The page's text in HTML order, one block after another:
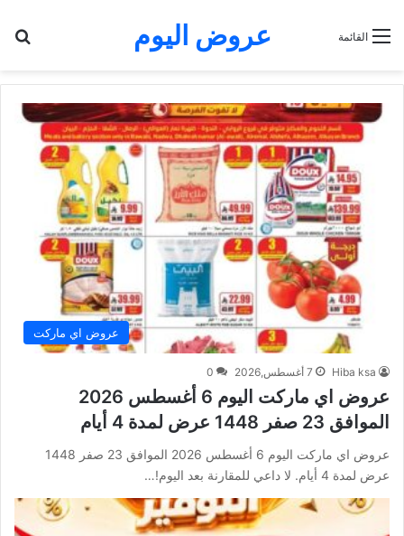
عروض اليوم القائمة
عروض اي ماركت
Hiba ksa 7 أغسطس,2026 0
عروض اي ماركت اليوم 6 أغسطس 2026
الموافق 23 صفر 1448 عرض لمدة 4 أيام
عروض اي ماركت اليوم 6 أغسطس 2026 الموافق 23 صفر 1448
عرض لمدة 4 أيام. لا داعي للمقارنة بعد اليوم!…